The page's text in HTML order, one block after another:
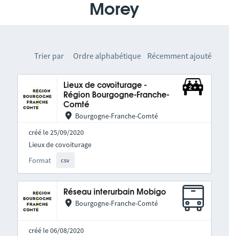
Morey
Trier par Ordre alphabétique Récemment ajouté
Lieux de covoiturage -
Région Bourgogne-Franche-
Comté
Bourgogne-Franche-Comté
créé le 25/09/2020
Format csv
Lieux de covoiturage
Réseau interurbain Mobigo
Bourgogne-Franche-Comté
créé le 06/08/2020